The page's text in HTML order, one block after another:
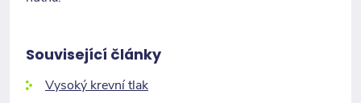
Související články
Vysoký krevní tlak